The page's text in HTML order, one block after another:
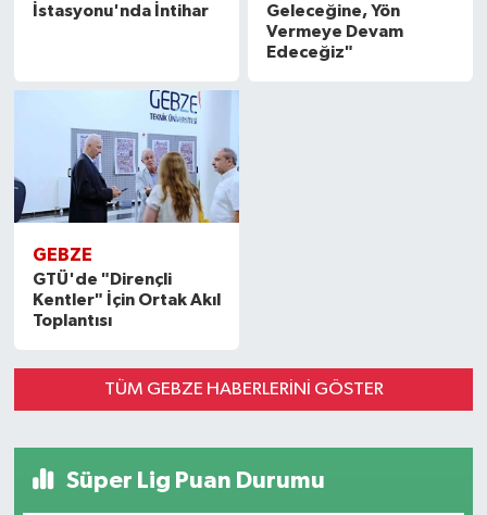
İstasyonu'nda İntihar
Geleceğine, Yön
Vermeye Devam
Edeceğiz"
GEBZE
GTÜ'de "Dirençli
Kentler" İçin Ortak Akıl
Toplantısı
TÜM GEBZE HABERLERINI GÖSTER
Süper Lig Puan Durumu